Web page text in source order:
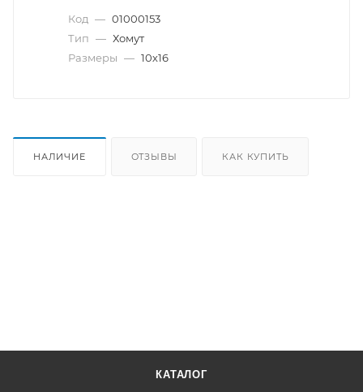
Код — 01000153
Тип — Хомут
Размеры — 10х16
НАЛИЧИЕ ОТЗЫВЫ КАК КУПИТЬ
КАТАЛОГ